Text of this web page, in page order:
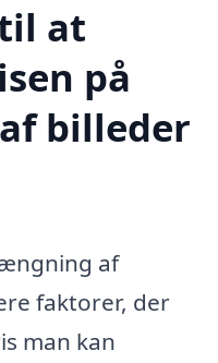
at
på
billeder
af
faktorer, der
man kan